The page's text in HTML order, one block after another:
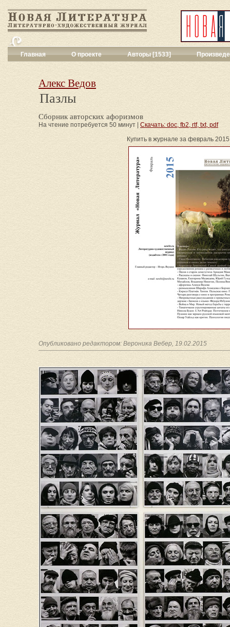
Главная О проекте Авторы [1533]
Философия,
Повести,
Галерея[144]
[1017]
Другие жанры
Все жанры
Алекс Ведов
Пазлы
Сборник авторских афоризмов
На чтение потребуется 50 минут | Скачать: doc, fb2, rtf, txt, pdf
Купить в журнале за февраль
Опубликовано редактором: Вероника Вебер, 19.02.2015